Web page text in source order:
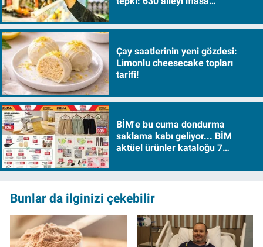
Çay saatlerinin yeni gözdesi:
Limonlu cheesecake topları
tarifi!
BİM'e bu cuma dondurma
saklama kabı geliyor... BİM
aktüel ürünler kataloğu 7
Bunlar da ilginizi çekebilir